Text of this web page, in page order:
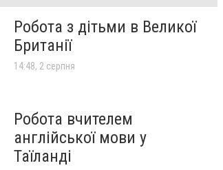
Робота з дітьми в Великої
Британії
14:48, 2 серпня
Робота вчителем
англійської мови у
Таїланді